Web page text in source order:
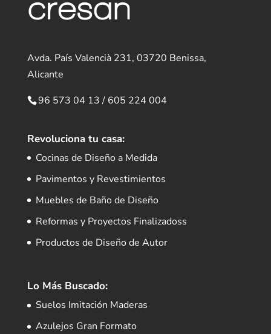
Avda. País Valencià 231, 03720 Benissa,
Alicante
96 573 04 13/ 605 224 004
Revoluciona tu casa:
Cocinas de Diseño a Medida
Pavimentos y Revestimientos
Muebles de Baño de Diseño
Reformas y Proyectos Finalizadoss
Productos de Diseño de Autor
Lo Más Buscado:
Suelos Imitación Maderas
Azulejos Gran Formato